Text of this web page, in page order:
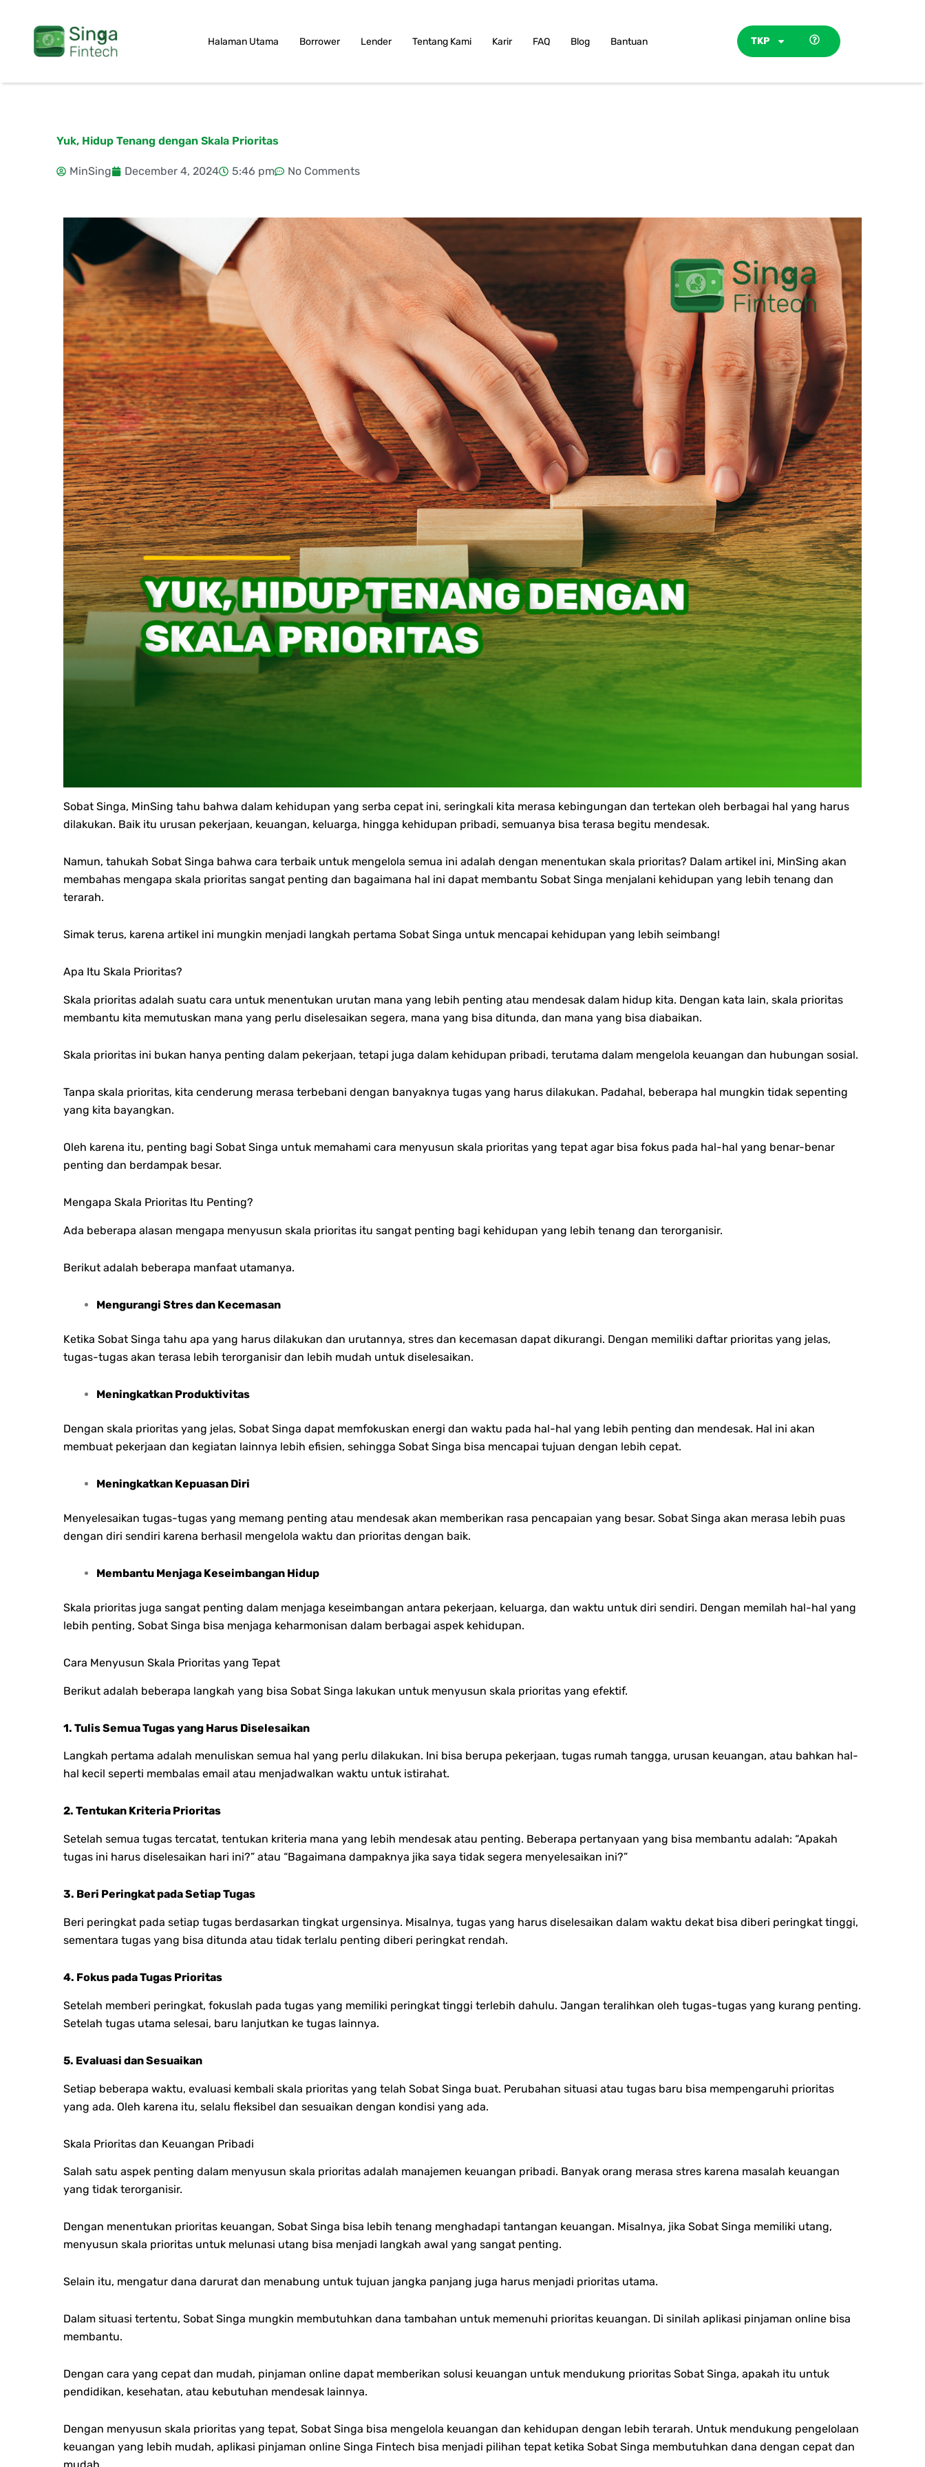
content
Halaman Utama Borrower Lender Tentang Kami Karir FAQ Blog Bantuan TKP
Yuk, Hidup Tenang dengan Skala Prioritas
MinSing December 4, 2024 5:46 pm No Comments
Sobat Singa, MinSing tahu bahwa dalam kehidupan yang serba cepat ini, seringkali kita merasa kebingungan dan tertekan oleh berbagai hal yang harus
dilakukan. Baik itu urusan pekerjaan, keuangan, keluarga, hingga kehidupan pribadi, semuanya bisa terasa begitu mendesak.
Namun, tahukah Sobat Singa bahwa cara terbaik untuk mengelola semua ini adalah dengan menentukan skala prioritas? Dalam artikel ini, MinSing akan
membahas mengapa skala prioritas sangat penting dan bagaimana hal ini dapat membantu Sobat Singa menjalani kehidupan yang lebih tenang dan
terarah.
Simak terus, karena artikel ini mungkin menjadi langkah pertama Sobat Singa untuk mencapai kehidupan yang lebih seimbang!
Apa Itu Skala Prioritas?
Skala prioritas adalah suatu cara untuk menentukan urutan mana yang lebih penting atau mendesak dalam hidup kita. Dengan kata lain, skala prioritas
membantu kita memutuskan mana yang perlu diselesaikan segera, mana yang bisa ditunda, dan mana yang bisa diabaikan.
Skala prioritas ini bukan hanya penting dalam pekerjaan, tetapi juga dalam kehidupan pribadi, terutama dalam mengelola keuangan dan hubungan sosial.
Tanpa skala prioritas, kita cenderung merasa terbebani dengan banyaknya tugas yang harus dilakukan. Padahal, beberapa hal mungkin tidak sepenting
yang kita bayangkan.
Oleh karena itu, penting bagi Sobat Singa untuk memahami cara menyusun skala prioritas yang tepat agar bisa fokus pada hal-hal yang benar-benar
penting dan berdampak besar.
Mengapa Skala Prioritas Itu Penting?
Ada beberapa alasan mengapa menyusun skala prioritas itu sangat penting bagi kehidupan yang lebih tenang dan terorganisir.
Berikut adalah beberapa manfaat utamanya.
Mengurangi Stres dan Kecemasan
Ketika Sobat Singa tahu apa yang harus dilakukan dan urutannya, stres dan kecemasan dapat dikurangi. Dengan memiliki daftar prioritas yang jelas,
tugas-tugas akan terasa lebih terorganisir dan lebih mudah untuk diselesaikan.
Meningkatkan Produktivitas
Dengan skala prioritas yang jelas, Sobat Singa dapat memfokuskan energi dan waktu pada hal-hal yang lebih penting dan mendesak. Hal ini akan
membuat pekerjaan dan kegiatan lainnya lebih efisien, sehingga Sobat Singa bisa mencapai tujuan dengan lebih cepat.
Meningkatkan Kepuasan Diri
Menyelesaikan tugas-tugas yang memang penting atau mendesak akan memberikan rasa pencapaian yang besar. Sobat Singa akan merasa lebih puas
dengan diri sendiri karena berhasil mengelola waktu dan prioritas dengan baik.
Membantu Menjaga Keseimbangan Hidup
Skala prioritas juga sangat penting dalam menjaga keseimbangan antara pekerjaan, keluarga, dan waktu untuk diri sendiri. Dengan memilah hal-hal yang
lebih penting, Sobat Singa bisa menjaga keharmonisan dalam berbagai aspek kehidupan.
Cara Menyusun Skala Prioritas yang Tepat
Berikut adalah beberapa langkah yang bisa Sobat Singa lakukan untuk menyusun skala prioritas yang efektif.
1. Tulis Semua Tugas yang Harus Diselesaikan
Langkah pertama adalah menuliskan semua hal yang perlu dilakukan. Ini bisa berupa pekerjaan, tugas rumah tangga, urusan keuangan, atau bahkan hal-
hal kecil seperti membalas email atau menjadwalkan waktu untuk istirahat.
2. Tentukan Kriteria Prioritas
Setelah semua tugas tercatat, tentukan kriteria mana yang lebih mendesak atau penting. Beberapa pertanyaan yang bisa membantu adalah: “Apakah
tugas ini harus diselesaikan hari ini?” atau “Bagaimana dampaknya jika saya tidak segera menyelesaikan ini?”
3. Beri Peringkat pada Setiap Tugas
Beri peringkat pada setiap tugas berdasarkan tingkat urgensinya. Misalnya, tugas yang harus diselesaikan dalam waktu dekat bisa diberi peringkat tinggi,
sementara tugas yang bisa ditunda atau tidak terlalu penting diberi peringkat rendah.
4. Fokus pada Tugas Prioritas
Setelah memberi peringkat, fokuslah pada tugas yang memiliki peringkat tinggi terlebih dahulu. Jangan teralihkan oleh tugas-tugas yang kurang penting.
Setelah tugas utama selesai, baru lanjutkan ke tugas lainnya.
5. Evaluasi dan Sesuaikan
Setiap beberapa waktu, evaluasi kembali skala prioritas yang telah Sobat Singa buat. Perubahan situasi atau tugas baru bisa mempengaruhi prioritas
yang ada. Oleh karena itu, selalu fleksibel dan sesuaikan dengan kondisi yang ada.
Skala Prioritas dan Keuangan Pribadi
Salah satu aspek penting dalam menyusun skala prioritas adalah manajemen keuangan pribadi. Banyak orang merasa stres karena masalah keuangan
yang tidak terorganisir.
Dengan menentukan prioritas keuangan, Sobat Singa bisa lebih tenang menghadapi tantangan keuangan. Misalnya, jika Sobat Singa memiliki utang,
menyusun skala prioritas untuk melunasi utang bisa menjadi langkah awal yang sangat penting.
Selain itu, mengatur dana darurat dan menabung untuk tujuan jangka panjang juga harus menjadi prioritas utama.
Dalam situasi tertentu, Sobat Singa mungkin membutuhkan dana tambahan untuk memenuhi prioritas keuangan. Di sinilah aplikasi pinjaman online bisa
membantu.
Dengan cara yang cepat dan mudah, pinjaman online dapat memberikan solusi keuangan untuk mendukung prioritas Sobat Singa, apakah itu untuk
pendidikan, kesehatan, atau kebutuhan mendesak lainnya.
Dengan menyusun skala prioritas yang tepat, Sobat Singa bisa mengelola keuangan dan kehidupan dengan lebih terarah. Untuk mendukung pengelolaan
keuangan yang lebih mudah, aplikasi pinjaman online Singa Fintech bisa menjadi pilihan tepat ketika Sobat Singa membutuhkan dana dengan cepat dan